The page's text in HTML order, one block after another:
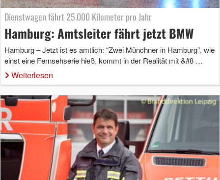
Dienstwagen fährt 25.000 Kilometer pro Jahr
Hamburg: Amtsleiter fährt jetzt BMW
Hamburg – Jetzt ist es amtlich: “Zwei Münchner in Hamburg”, wie
einst eine Fernsehserie hieß, kommt in der Realität mit &#8 …
Weiterlesen